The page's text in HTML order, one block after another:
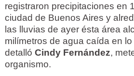
registraron precipitaciones en
ciudad de Buenos Aires y
las lluvias de ayer ésta área
milímetros de agua caída en
detalló Cindy Fernández,
organismo.